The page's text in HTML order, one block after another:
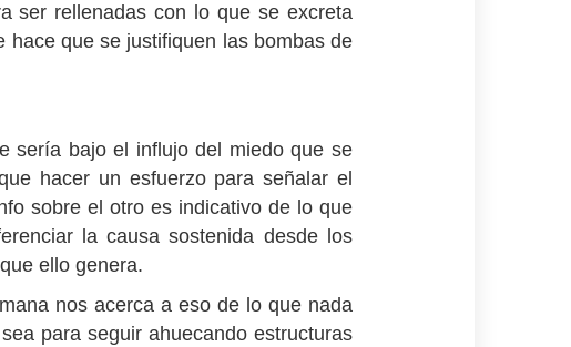
ser rellenadas con lo que se excreta
hace que se justifiquen las bombas de
sería bajo el influjo del miedo que se
hacer un esfuerzo para señalar el
sobre el otro es indicativo de lo que
la causa sostenida desde los
ello genera.
nos acerca a eso de lo que nada
para seguir ahuecando estructuras